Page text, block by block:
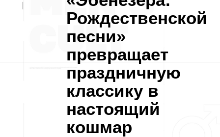
Рождественской
песни»
превращает
праздничную
классику в
настоящий
кошмар